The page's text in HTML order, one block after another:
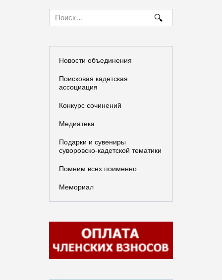
for:
Новости объединения
Поисковая кадетская
ассоциация
Конкурс сочинений
Медиатека
Подарки и сувениры
суворовско-кадетской тематики
Помним всех поименно
Мемориал